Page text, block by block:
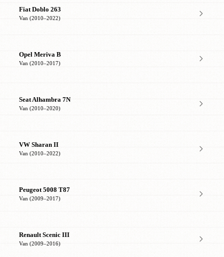
Fiat Doblo 263
Van (2010–2022)
Opel Meriva B
Van (2010–2017)
Seat Alhambra 7N
Van (2010–2020)
VW Sharan II
Van (2010–2022)
Peugeot 5008 T87
Van (2009–2017)
Renault Scenic III
Van (2009–2016)